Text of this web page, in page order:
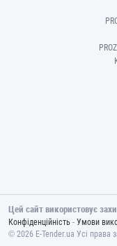
Цей сайт використовує
Конфіденційність - Умови
© 2026 E-Tender.ua Усі права